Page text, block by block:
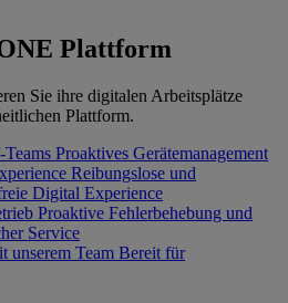
Plattform
Sie ihre digitalen Arbeitsplätze
Plattform.
Proaktives Gerätemanagement
Reibungslose und
Digital Experience
Proaktive Fehlerbehebung und
Service
unserem Team Bereit für